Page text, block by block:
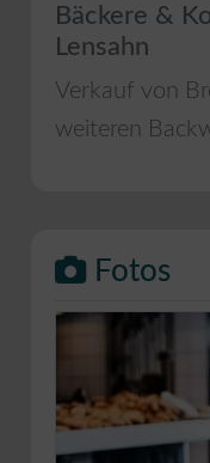
Bäckere &
Lensahn
Verkauf von
weiteren
Fotos